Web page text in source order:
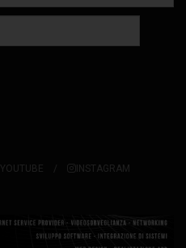
YOUTUBE INSTAGRAM